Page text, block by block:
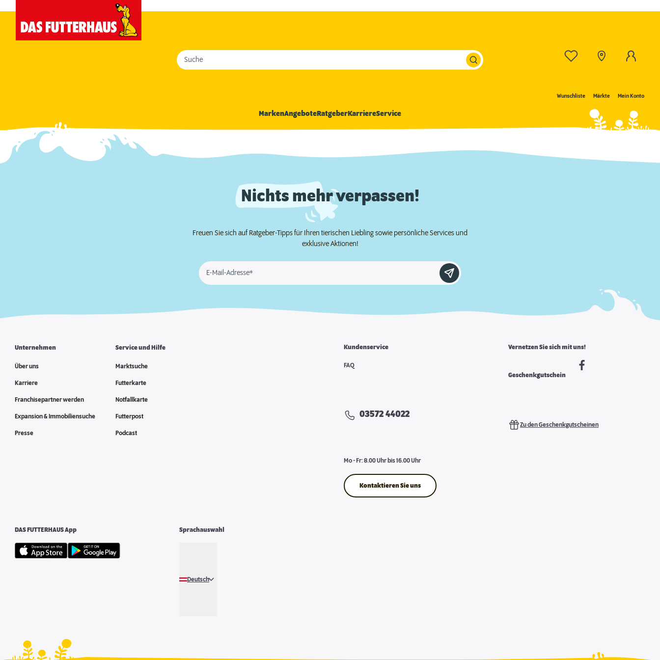
Wunschliste Märkte Mein Konto
Suche
MarkenAngeboteRatgeberKarriereService
Nichts mehr verpassen!
Freuen Sie sich auf Ratgeber-Tipps für Ihren tierischen Liebling sowie persönliche Services und
exklusive Aktionen!
E-Mail-Adresse*
Unternehmen
Über uns
Karriere
Franchisepartner werden
Expansion & Immobiliensuche
Presse
Service und Hilfe
Marktsuche
Futterkarte
Notfallkarte
Futterpost
Podcast
Kundenservice
FAQ
03572 44022
Mo - Fr: 8.00 Uhr bis 16.00 Uhr
Kontaktieren Sie uns
Vernetzen Sie sich mit uns!
Geschenkgutschein
Zu den Geschenkgutscheinen
DAS FUTTERHAUS App Sprachauswahl
Deutsch